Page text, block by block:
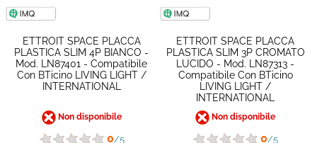
favorite_border
ETTROIT SPACE PLACCA
PLASTICA SLIM 4P BIANCO -
Mod. LN87401 - Compatibile
Con BTicino LIVING LIGHT /
INTERNATIONAL
Non disponibile
0/5
ETTROIT SPACE PLACCA
PLASTICA SLIM 3P CROMATO
LUCIDO - Mod. LN87313 -
Compatibile Con BTicino
LIVING LIGHT /
INTERNATIONAL
Non disponibile
0/5